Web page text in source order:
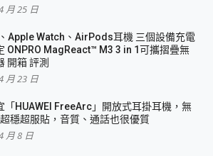
月 25 日
Apple Watch、AirPods耳機 三個設備充電
ONPRO MagReact™ M3 3 in 1可攜摺疊無
開箱 評測
月 23 日
「HUAWEI FreeArc」開放式耳掛耳機，無
穩超服貼，音質、通話也很優質
月 8 日